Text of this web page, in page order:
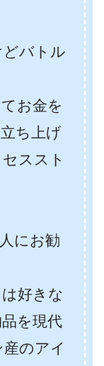
バトル
お金を
ち上げ
ススト
にお勧
好きな
を現代
のアイ